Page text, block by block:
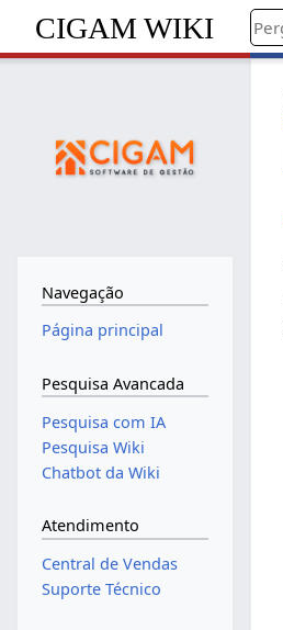
CIGAM WIKI
Navegação
Página principal
Pesquisa Avancada
Pesquisa com IA
Pesquisa Wiki
Chatbot da Wiki
Atendimento
Central de Vendas
Suporte Técnico